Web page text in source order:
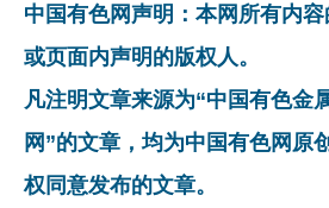
中国有色网声明：本网所有内
或页面内声明的版权人。
凡注明文章来源为“中国有色金
网”的文章，均为中国有色网原
权同意发布的文章。